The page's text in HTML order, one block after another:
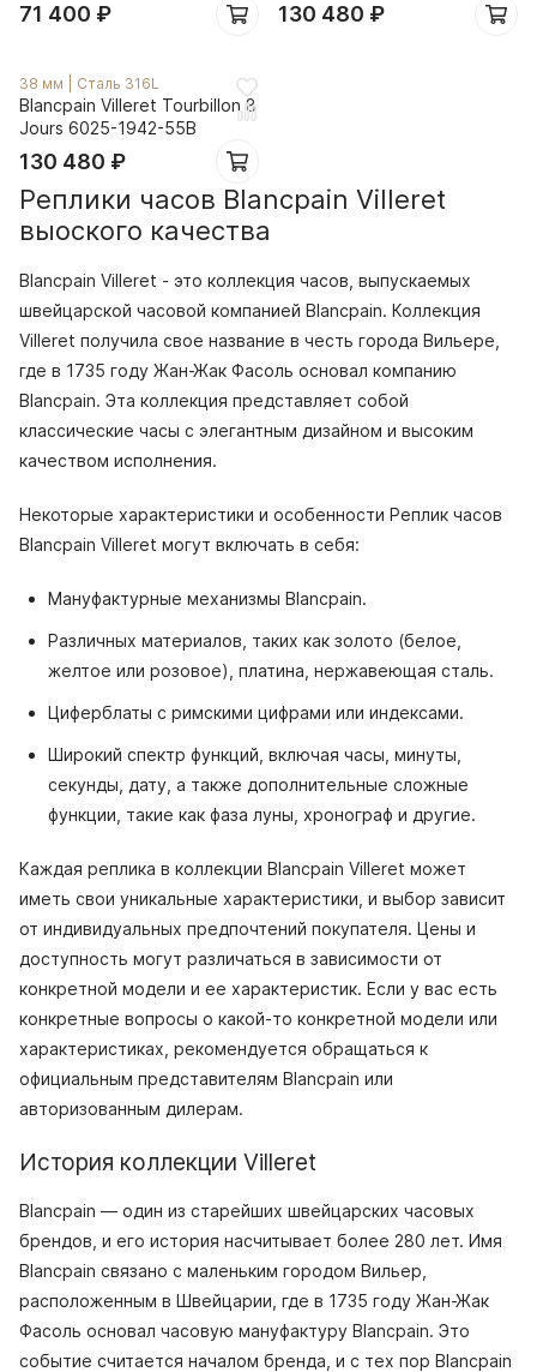
71 400 ₽ 130 480 ₽
38 мм Сталь 316L
Blancpain Villeret Tourbillon 8
Jours 6025-1942-55B
130 480 ₽
Реплики часов Blancpain Villeret
выоского качества
Blancpain Villeret - это коллекция часов, выпускаемых
швейцарской часовой компанией Blancpain. Коллекция
Villeret получила свое название в честь города Вильере,
где в 1735 году Жан-Жак Фасоль основал компанию
Blancpain. Эта коллекция представляет собой
классические часы с элегантным дизайном и высоким
качеством исполнения.
Некоторые характеристики и особенности Реплик часов
Blancpain Villeret могут включать в себя:
Мануфактурные механизмы Blancpain.
Различных материалов, таких как золото (белое,
желтое или розовое), платина, нержавеющая сталь.
Циферблаты с римскими цифрами или индексами.
Широкий спектр функций, включая часы, минуты,
секунды, дату, а также дополнительные сложные
функции, такие как фаза луны, хронограф и другие.
Каждая реплика в коллекции Blancpain Villeret может
иметь свои уникальные характеристики, и выбор зависит
от индивидуальных предпочтений покупателя. Цены и
доступность могут различаться в зависимости от
конкретной модели и ее характеристик. Если у вас есть
конкретные вопросы о какой-то конкретной модели или
характеристиках, рекомендуется обращаться к
официальным представителям Blancpain или
авторизованным дилерам.
История коллекции Villeret
Blancpain — один из старейших швейцарских часовых
брендов, и его история насчитывает более 280 лет. Имя
Blancpain связано с маленьким городом Вильер,
расположенным в Швейцарии, где в 1735 году Жан-Жак
Фасоль основал часовую мануфактуру Blancpain. Это
событие считается началом бренда, и с тех пор Blancpain